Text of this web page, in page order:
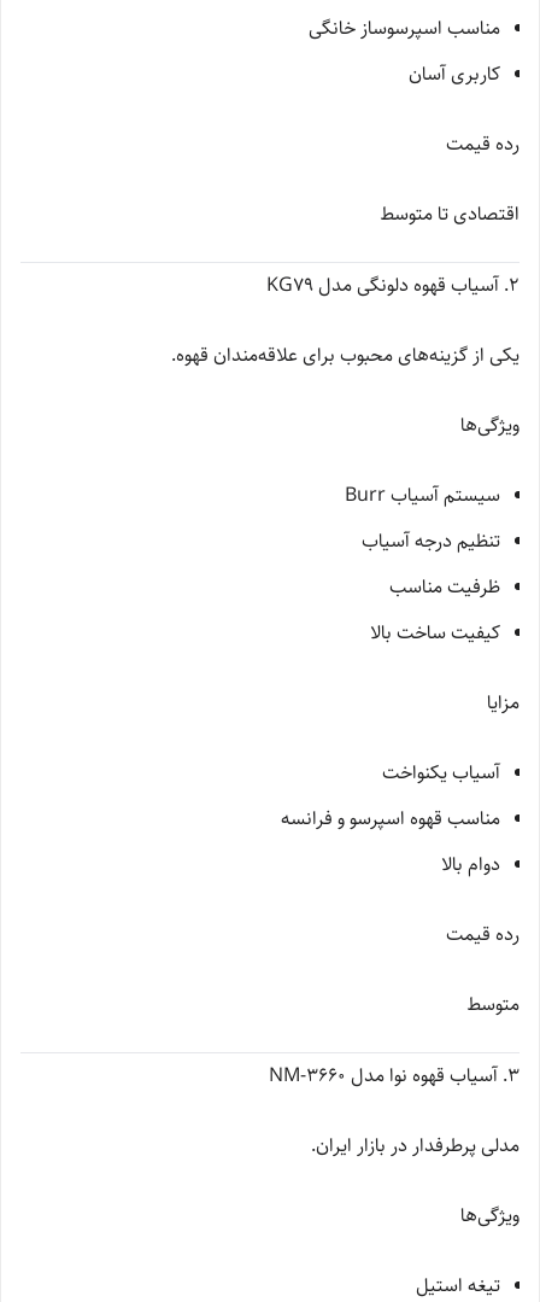
مناسب اسپرسوساز خانگی
کاربری آسان
رده قیمت
اقتصادی تا متوسط
2. آسیاب قهوه دلونگی مدل KG79
یکی از گزینه‌های محبوب برای علاقه‌مندان قهوه.
ویژگی‌ها
سیستم آسیاب Burr
تنظیم درجه آسیاب
ظرفیت مناسب
کیفیت ساخت بالا
مزایا
آسیاب یکنواخت
مناسب قهوه اسپرسو و فرانسه
دوام بالا
رده قیمت
متوسط
3. آسیاب قهوه نوا مدل NM-3660
مدلی پرطرفدار در بازار ایران.
ویژگی‌ها
تیغه استیل